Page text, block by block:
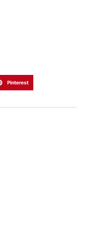
Pinterest